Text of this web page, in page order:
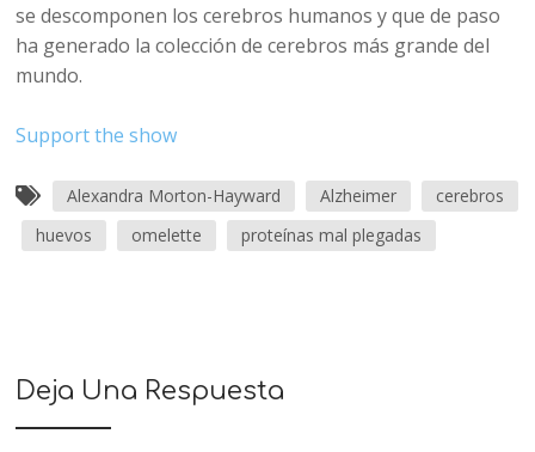
se descomponen los cerebros humanos y que de paso
ha generado la colección de cerebros más grande del
mundo.
Support the show
Alexandra Morton-Hayward Alzheimer
cerebros
huevos
omelette proteínas mal plegadas
Deja Una Respuesta